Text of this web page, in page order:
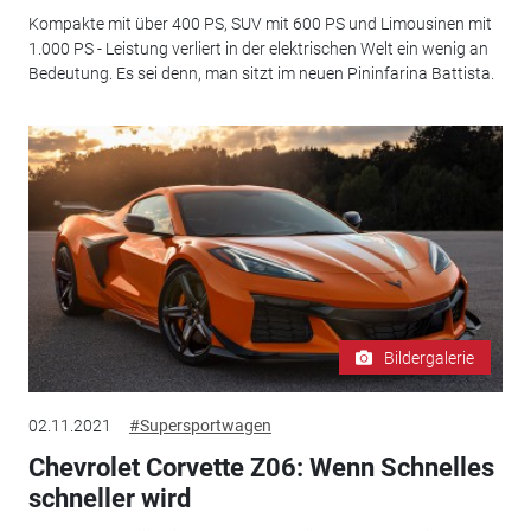
Kompakte mit über 400 PS, SUV mit 600 PS und Limousinen mit
1.000 PS - Leistung verliert in der elektrischen Welt ein wenig an
Bedeutung. Es sei denn, man sitzt im neuen Pininfarina Battista.
Bildergalerie
02.11.2021 #Supersportwagen
Chevrolet Corvette Z06: Wenn Schnelles
schneller wird